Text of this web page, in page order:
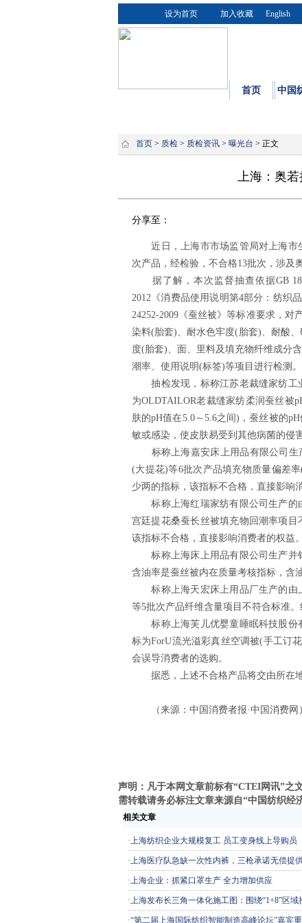
设为首页 加入收藏 English
首页 中国
首页 > 质检 > 质检资讯 > 曝光台 > 正文
上海：奥
分享至：
近日，上海市市场监管局对上海市
次产品，经检验，不合格13批次，涉及
据了解，本次监督抽查依据GB
2012《消费品使用说明第4部分：纺织
24252-2009《蚕丝被》等标准要求，
染料(胎套)、耐水色牢度(胎套)、耐酸
度(胎套)、面、里料及填充物纤维成分
潮率、使用说明(标签)等项目进行检测。
抽检发现，标称江苏老裁缝家纺工
为OLDTAILOR老裁缝家纺柔润蚕丝被
肤的pH值在5.0～5.6之间)，蚕丝被的
敏或感染，使皮肤易受到其他病菌的侵害
标称上海嘉安床上用品有限公司生
(大提花)等6批次产品填充物质量偏差
少两的指标，该指标不合格，直接影响
标称上海红瑞家纺有限公司生产的
宫廷提花桑蚕长丝被填充物回潮率项目
该指标不合格，直接影响消费者的权益。
标称上海床上用品有限公司生产并
含油率是蚕丝被内在质量考核指标，含
标称上海天宏床上用品厂生产的由
等5批次产品纤维含量项目不符合标准
标称上海芙儿优婴童睡眠科技股份
标为ForU流光溢彩真丝空调被(手工订
会误导消费者的选购。
据悉，上述不合格产品将交由所在地
（来源：中国消费者报·中国消费网
声明：凡于本网文章前标有“CTEI网讯”之
需转载请务必标注文章来源自“中国纺织经
相关文章
·上海纺织企业大规模复工 员工变身线上导购员
·上海医疗队急缺一次性内裤，三枪承诺无偿提
·上海企业：抓紧口罩生产 全力增加供应
·上海发布长三角一体化施工图：围绕“1+8”区域
·“第二届上海国际纺织智能制造高峰论坛”嘉宾